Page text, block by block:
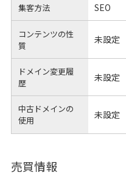
集客方法 SEO
コンテンツの性
質
未設定
ドメイン変更履
歴
未設定
中古ドメインの
使用
未設定
売買情報